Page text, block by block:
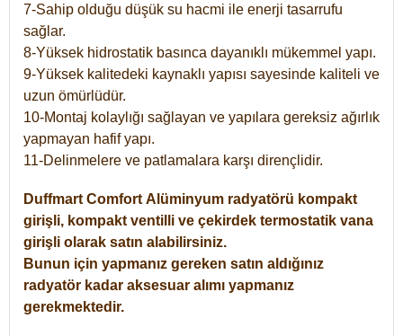
7-Sahip olduğu düşük su hacmi ile enerji tasarrufu
sağlar.
8-Yüksek hidrostatik basınca dayanıklı mükemmel yapı.
9-Yüksek kalitedeki kaynaklı yapısı sayesinde kaliteli ve
uzun ömürlüdür.
10-Montaj kolaylığı sağlayan ve yapılara gereksiz ağırlık
yapmayan hafif yapı.
11-Delinmelere ve patlamalara karşı dirençlidir.
Duffmart Comfort Alüminyum radyatörü kompakt
girişli, kompakt ventilli ve çekirdek termostatik vana
girişli olarak satın alabilirsiniz.
Bunun için yapmanız gereken satın aldığınız
radyatör kadar aksesuar alımı yapmanız
gerekmektedir.